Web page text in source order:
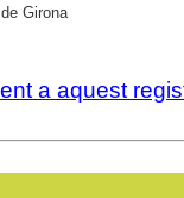
Girona
a aquest